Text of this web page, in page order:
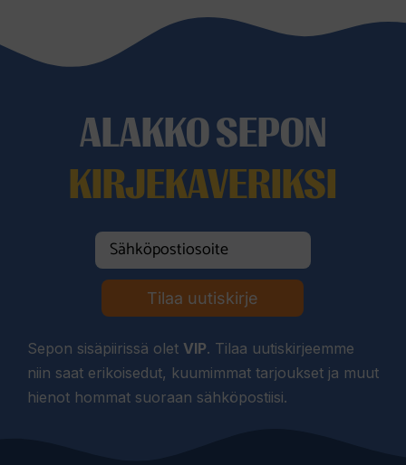
ALAKKO SEPON
KIRJEKAVERIKSI
Tilaa uutiskirje
Sepon sisäpiirissä olet VIP. Tilaa uutiskirjeemme
niin saat erikoisedut, kuumimmat tarjoukset ja muut
hienot hommat suoraan sähköpostiisi.